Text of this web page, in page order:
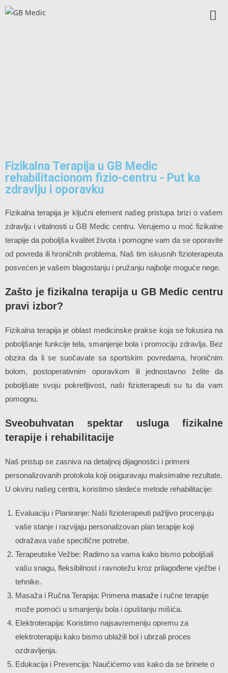
Fizikalna Terapija u GB Medic
rehabilitacionom fizio-centru - Put ka
zdravlju i oporavku
Fizikalna terapija je ključni element našeg pristupa brizi o vašem
zdravlju i vitalnosti u GB Medic centru. Verujemo u moć fizikalne
terapije da poboljša kvalitet života i pomogne vam da se oporavite
od povreda ili hroničnih problema. Naš tim iskusnih fizioterapeuta
posvećen je vašem blagostanju i pružanju najbolje moguće nege.
Zašto je fizikalna terapija u GB Medic centru
pravi izbor?
Fizikalna terapija je oblast medicinske prakse koja se fokusira na
poboljšanje funkcije tela, smanjenje bola i promociju zdravlja. Bez
obzira da li se suočavate sa sportskim povredama, hroničnim
bolom, postoperativnim oporavkom ili jednostavno želite da
poboljšate svoju pokretljivost, naši fizioterapeuti su tu da vam
pomognu.
Sveobuhvatan spektar usluga fizikalne
terapije i rehabilitacije
Naš pristup se zasniva na detaljnoj dijagnostici i primeni
personalizovanih protokola koji osiguravaju maksimalne rezultate.
U okviru našeg centra, koristimo sledeće metode rehabilitacije:
Evaluaciju i Planiranje: Naši fizioterapeuti pažljivo procenjuju
vaše stanje i razvijaju personalizovan plan terapije koji
odražava vaše specifične potrebe.
Terapeutske Vežbe: Radimo sa vama kako bismo poboljšali
vašu snagu, fleksibilnost i ravnotežu kroz prilagođene vježbe i
tehnike.
Masaža i Ručna Terapija: Primena masaže i ručne terapije
može pomoći u smanjenju bola i opuštanju mišića.
Elektroterapija: Koristimo najsavremeniju opremu za
elektroterapiju kako bismo ublažili bol i ubrzali proces
ozdravljenja.
Edukacija i Prevencija: Naučićemo vas kako da se brinete o